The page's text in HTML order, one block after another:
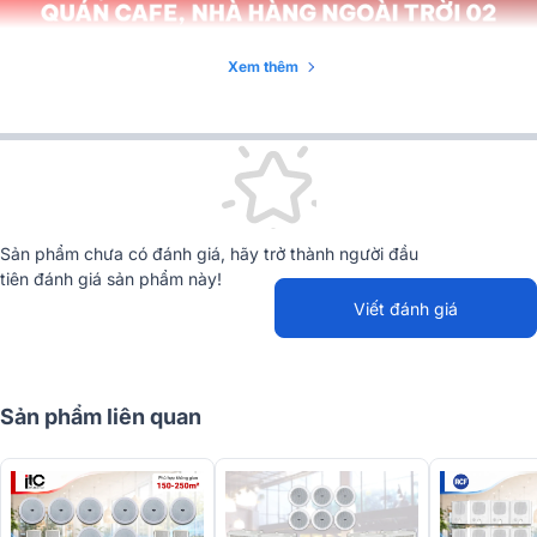
Xem thêm
Sản phẩm chưa có đánh giá, hãy trở thành người đầu
tiên đánh giá sản phẩm này!
Viết đánh giá
Sản phẩm liên quan